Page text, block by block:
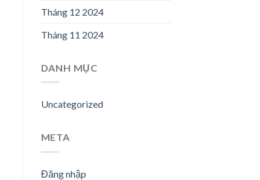
Tháng 12 2024
Tháng 11 2024
DANH MỤC
Uncategorized
META
Đăng nhập